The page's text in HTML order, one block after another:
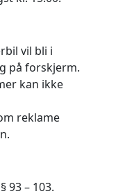
vil bli i
på forskjerm.
kan ikke
reklame
93 – 103.